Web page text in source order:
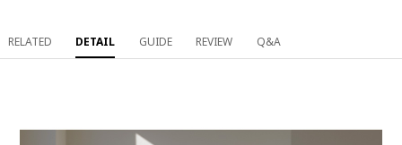
RELATED DETAIL GUIDE REVIEW Q&A